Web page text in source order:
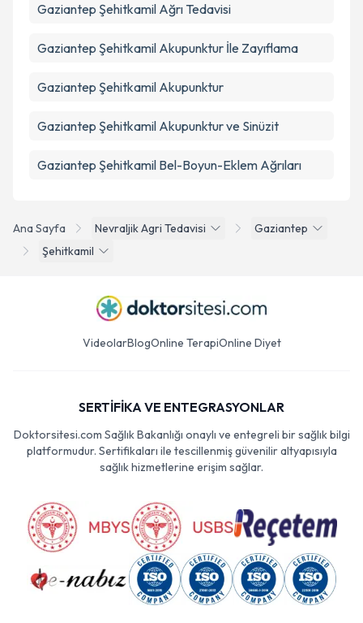
Ana Sayfa Nevraljik Agri Tedavisi
Gaziantep
Şehitkamil
Gaziantep Şehitkamil Ağrı Tedavisi
Gaziantep Şehitkamil Akupunktur İle Zayıflama
Gaziantep Şehitkamil Akupunktur
Gaziantep Şehitkamil Akupunktur ve Sinüzit
Gaziantep Şehitkamil Bel-Boyun-Eklem Ağrıları
VideolarBlogOnline TerapiOnline Diyet
SERTİFİKA VE ENTEGRASYONLAR
Doktorsitesi.com Sağlık Bakanlığı onaylı ve entegreli bir sağlık bilgi
platformudur. Sertifikaları ile tescillenmiş güvenilir altyapısıyla
sağlık hizmetlerine erişim sağlar.